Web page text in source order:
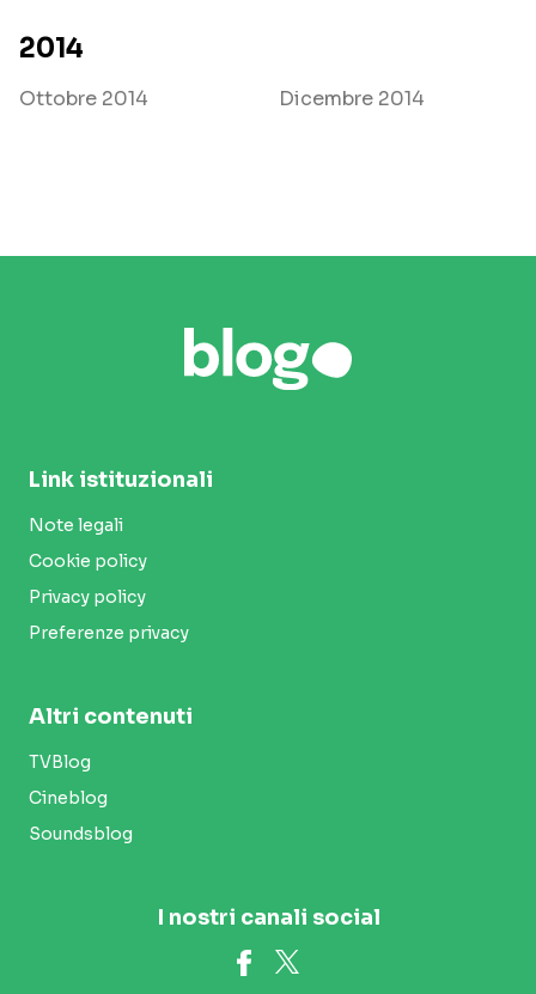
2014
Ottobre 2014 Dicembre 2014
Link istituzionali
Note legali
Cookie policy
Privacy policy
Preferenze privacy
Altri contenuti
TVBlog
Cineblog
Soundsblog
I nostri canali social